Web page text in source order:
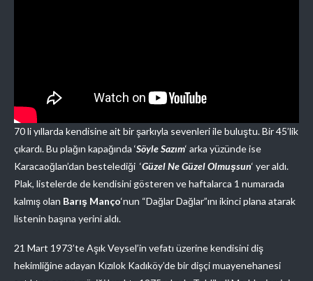
70 li yıllarda kendisine ait bir şarkıyla sevenleri ile buluştu. Bir 45’lik
çıkardı. Bu plağın kapağında ‘Söyle Sazım‘ arka yüzünde ise
Karacaoğlan’dan bestelediği ‘Güzel Ne Güzel Olmuşsun‘ yer aldı.
Plak, listelerde de kendisini gösteren ve haftalarca 1 numarada
kalmış olan Barış Manço‘nun “Dağlar Dağlar”ını ikinci plana atarak
listenin başına yerini aldı.
21 Mart 1973’te Aşık Veysel’in vefatı üzerine kendisini diş
hekimliğine adayan Kızılok Kadıköy’de bir dişçi muayenehanesi